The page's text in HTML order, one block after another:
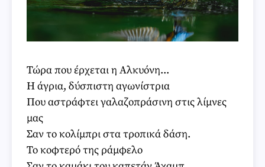
Τώρα που έρχεται η Αλκυόνη...
Η άγρια, δύσπιστη αγωνίστρια
Που αστράφτει γαλαζοπράσινη στις λίμνες
μας
Σαν το κολίμπρι στα τροπικά δάση.
Το κοφτερό της ράμφελο